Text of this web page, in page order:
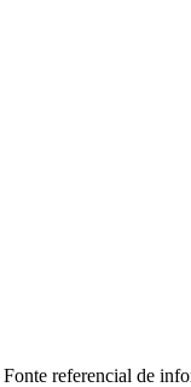
Fonte referencial de